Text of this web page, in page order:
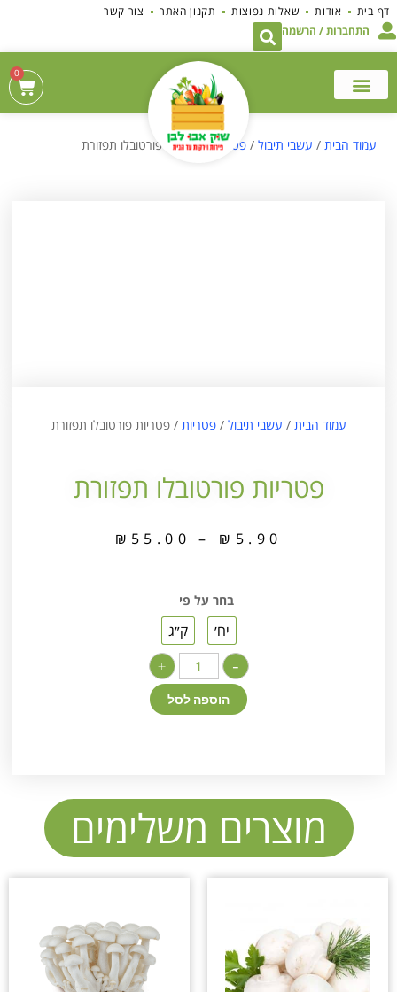
לתוכן
דף בית אודות שאלות נפוצות תקנון האתר
צור קשר
התחברות / הרשמה
0
עמוד הבית / עשבי תיבול /פטריות/ פטריות פורטובלו תפזורת
עמוד הבית / עשבי תיבול /פטריות / פטריות פורטובלו תפזורת
פטריות פורטובלו תפזורת
₪ 5.90
–
₪ 55.00
בחר על פי
יח׳ ק״ג
-
+
הוספה לסל
מוצרים משלימים